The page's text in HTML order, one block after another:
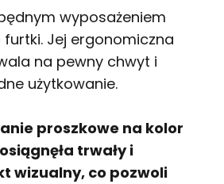
wyposażeniem
Jej ergonomiczna
na pewny chwyt i
użytkowanie.
proszkowe na kolor
trwały i
wizualny, co pozwoli